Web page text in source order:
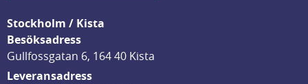
Stockholm / Kista
Besöksadress
Gullfossgatan 6, 164 40 Kista
Leveransadress